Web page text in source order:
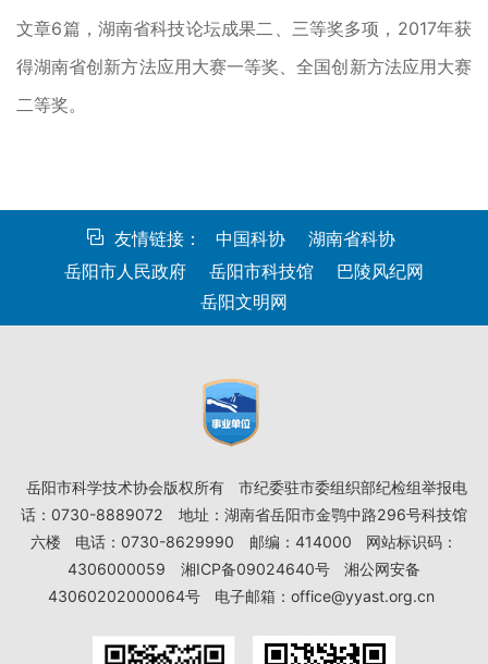
文章6篇，湖南省科技论坛成果二、三等奖多项，2017年获
得湖南省创新方法应用大赛一等奖、全国创新方法应用大赛
二等奖。
友情链接： 中国科协
湖南省科协
岳阳市人民政府
岳阳市科技馆
巴陵风纪网
岳阳文明网
岳阳市科学技术协会版权所有
市纪委驻市委组织部纪检组举报电
话：0730-8889072
地址：湖南省岳阳市金鹗中路296号科技馆
六楼
电话：0730-8629990 邮编：414000
网站标识码：
4306000059
湘ICP备09024640号
湘公网安备
43060202000064号
电子邮箱：office@yyast.org.cn